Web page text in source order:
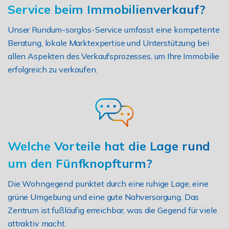
Service beim Immobilienverkauf?
Unser Rundum-sorglos-Service umfasst eine kompetente
Beratung, lokale Marktexpertise und Unterstützung bei
allen Aspekten des Verkaufsprozesses, um Ihre Immobilie
erfolgreich zu verkaufen.
Welche Vorteile hat die Lage rund
um den Fünfknopfturm?
Die Wohngegend punktet durch eine ruhige Lage, eine
grüne Umgebung und eine gute Nahversorgung. Das
Zentrum ist fußläufig erreichbar, was die Gegend für viele
attraktiv macht.